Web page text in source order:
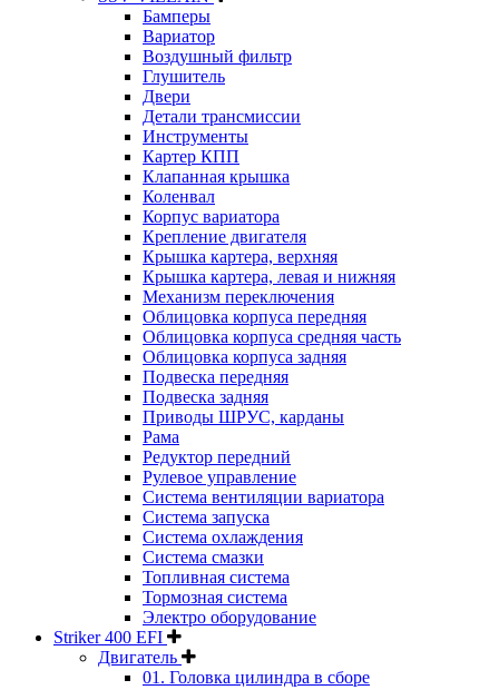
Бамперы
Вариатор
Воздушный фильтр
Глушитель
Двери
Детали трансмиссии
Инструменты
Картер КПП
Клапанная крышка
Коленвал
Корпус вариатора
Крепление двигателя
Крышка картера, верхняя
Крышка картера, левая и нижняя
Механизм переключения
Облицовка корпуса передняя
Облицовка корпуса средняя часть
Облицовка корпуса задняя
Подвеска передняя
Подвеска задняя
Приводы ШРУС, карданы
Рама
Редуктор передний
Рулевое управление
Система вентиляции вариатора
Система запуска
Система охлаждения
Система смазки
Топливная система
Тормозная система
Электро оборудование
Striker 400 EFI
Двигатель
01. Головка цилиндра в сборе